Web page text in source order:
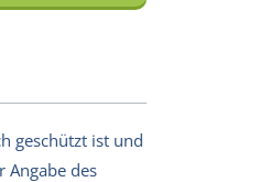
geschützt ist und
des